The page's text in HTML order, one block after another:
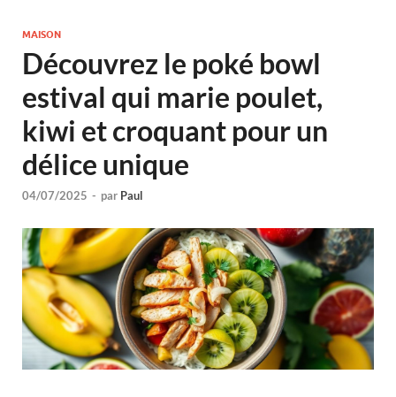
MAISON
Découvrez le poké bowl
estival qui marie poulet,
kiwi et croquant pour un
délice unique
04/07/2025 - par Paul